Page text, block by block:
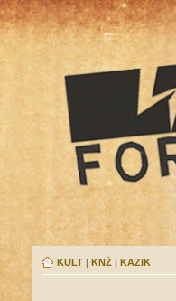
KULT | KNŻ | KAZIK